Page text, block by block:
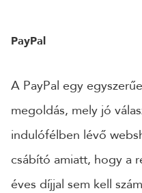
PayPal
A PayPal egy
megoldás, mely jó
indulófélben lévő
csábító amiatt, hogy a
éves díjjal sem kell